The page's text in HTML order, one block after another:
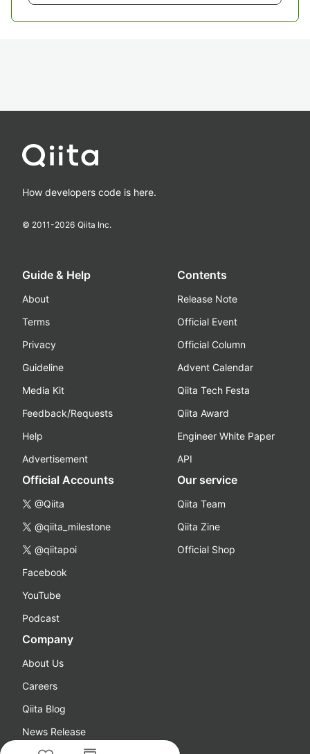
How developers code is here.
© 2011-2026 Qiita Inc.
Guide & Help
About
Terms
Privacy
Guideline
Media Kit
Feedback/Requests
Help
Advertisement
Contents
Release Note
Official Event
Official Column
Advent Calendar
Qiita Tech Festa
Qiita Award
Engineer White Paper
API
Official Accounts
@Qiita
@qiita_milestone
@qiitapoi
Facebook
YouTube
Podcast
Our service
Qiita Team
Qiita Zine
Official Shop
Company
About Us
Careers
Qiita Blog
News Release